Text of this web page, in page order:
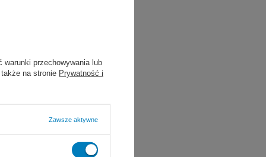
warunki przechowywania lub
na stronie Prywatność i
Zawsze aktywne